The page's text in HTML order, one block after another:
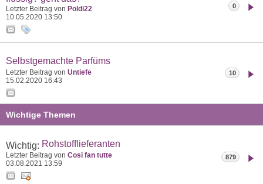
Letzter Beitrag von Poldi22
10.05.2020 13:50
0
Selbstgemachte Parfüms
Letzter Beitrag von Untiefe
15.02.2020 16:43
10
Wichtige Themen
Wichtig: Rohstofflieferanten
Letzter Beitrag von Cosi fan tutte
03.08.2021 13:59
879